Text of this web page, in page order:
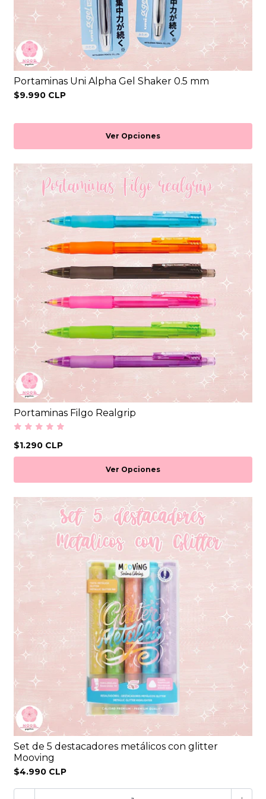
Portaminas Uni Alpha Gel Shaker 0.5 mm
$9.990 CLP
Ver Opciones
Portaminas Filgo Realgrip
$1.290 CLP
Ver Opciones
Set de 5 destacadores metálicos con glitter
Mooving
$4.990 CLP